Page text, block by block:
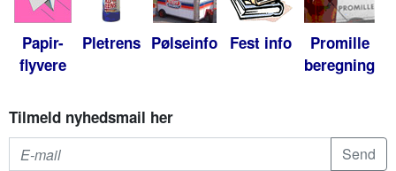
Papir-
flyvere
Pletrens Pølseinfo Fest info
Promille
beregning
Tilmeld nyhedsmail her